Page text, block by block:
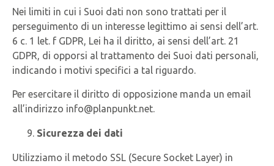
Nei limiti in cui i Suoi dati non sono trattati per il
perseguimento di un interesse legittimo ai sensi dell’art.
6 c. 1 let. f GDPR, Lei ha il diritto, ai sensi dell’art. 21
GDPR, di opporsi al trattamento dei Suoi dati personali,
indicando i motivi specifici a tal riguardo.
Per esercitare il diritto di opposizione manda un email
all’indirizzo info@planpunkt.net.
Sicurezza dei dati
Utilizziamo il metodo SSL (Secure Socket Layer) in